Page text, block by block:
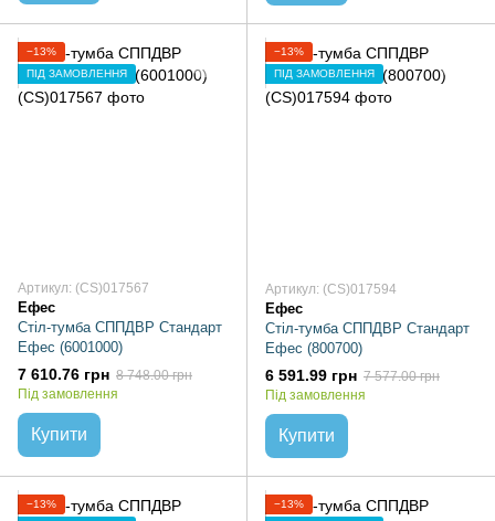
−13%
ПІД ЗАМОВЛЕННЯ
Артикул: (CS)017567
Ефес
Стіл-тумба СППДВР Стандарт
Ефес (6001000)
7 610.76 грн 8 748.00 грн
Під замовлення
Купити
−13%
ПІД ЗАМОВЛЕННЯ
Артикул: (CS)017594
Ефес
Стіл-тумба СППДВР Стандарт
Ефес (800700)
6 591.99 грн 7 577.00 грн
Під замовлення
Купити
−13%
−13%